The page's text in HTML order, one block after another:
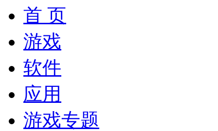
首 页
游戏
软件
应用
游戏专题